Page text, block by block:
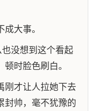
大事。
没想到这个看起
时脸色刷白。
刚才让人拉她下去
封帅，毫不犹豫的